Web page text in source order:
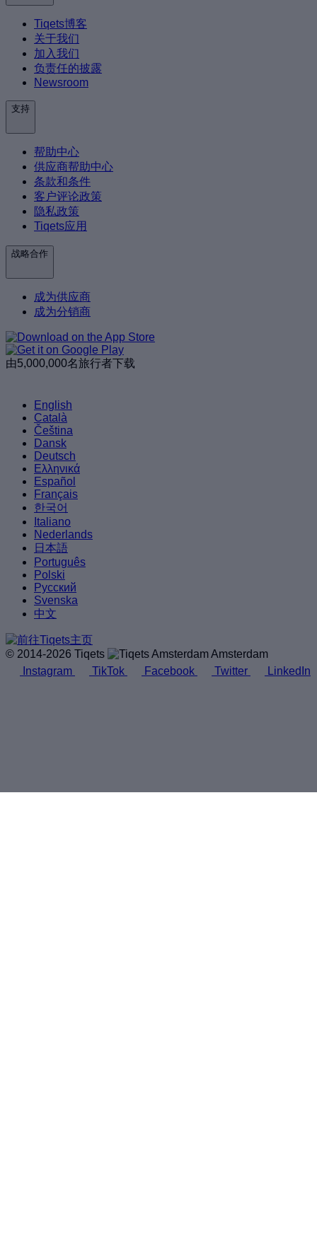
Tiqets博客
关于我们
加入我们
负责任的披露
Newsroom
支持
帮助中心
供应商帮助中心
条款和条件
客户评论政策
隐私政策
Tiqets应用
战略合作
成为供应商
成为分销商
由5,000,000名旅行者下载
English
Català
Čeština
Dansk
Deutsch
Ελληνικά
Español
Français
한국어
Italiano
Nederlands
日本語
Português
Polski
Русский
Svenska
中文
© 2014-2026 Tiqets
Amsterdam
Instagram
TikTok Facebook Twitter LinkedIn